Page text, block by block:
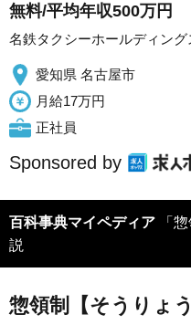
無料/平均年収500万円
名鉄タクシーホールディング
愛知県 名古屋市
月給17万円
正社員
Sponsored by
百科事典マイペディア 「
説
惣領制【そうりょ